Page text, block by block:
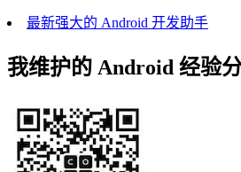
最新强大的 Android 开发助手
我维护的 Android 经验